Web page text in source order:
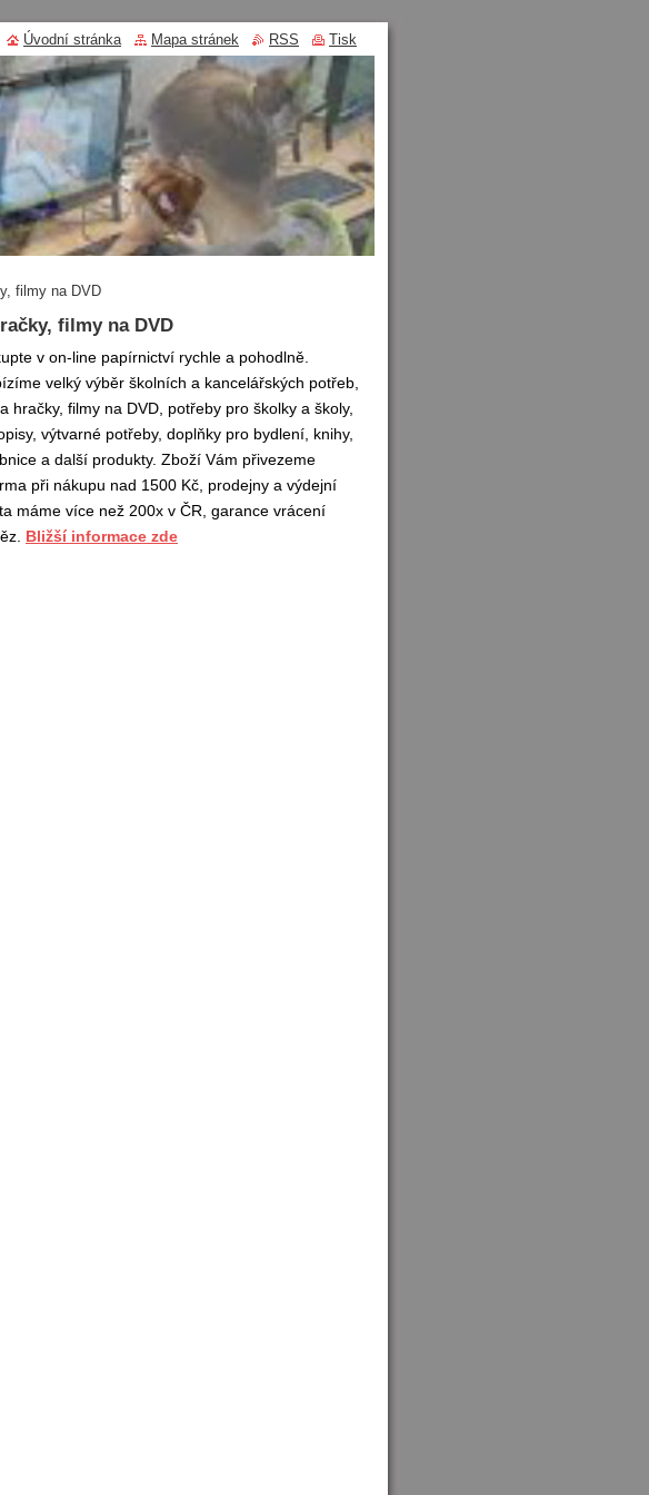
filmy na DVD
filmy na DVD
v on-line papírnictví rychle a pohodlně.
velký výběr školních a kancelářských potřeb,
hračky, filmy na DVD, potřeby pro školky a školy,
výtvarné potřeby, doplňky pro bydlení, knihy,
a další produkty. Zboží Vám přivezeme
při nákupu nad 1500 Kč, prodejny a výdejní
máme více než 200x v ČR, garance vrácení
Bližší informace zde
Úvodní stránka Mapa stránek RSS Tisk